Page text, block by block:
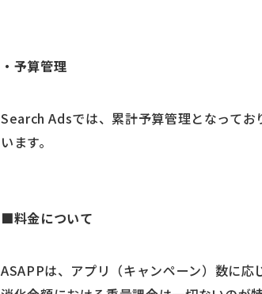
・予算管理
Search Adsでは、累計予算管理となって
います。
■料金について
ASAPPは、アプリ（キャンペーン）数に応